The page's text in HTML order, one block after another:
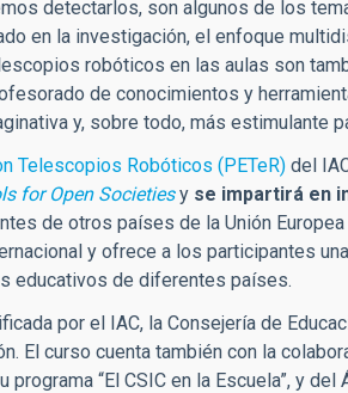
detectarlos, son algunos de los
en la investigación, el enfoque
robóticos en las aulas son
de conocimientos y
y, sobre todo, más estimulante
Telescopios Robóticos (PETeR) del
for Open Societiesy se impartirá en
de otros países de la Unión
y ofrece a los participantes
educativos de diferentes países.
por el IAC, la Consejería de
El curso cuenta también con la
“El CSIC en la Escuela”, y